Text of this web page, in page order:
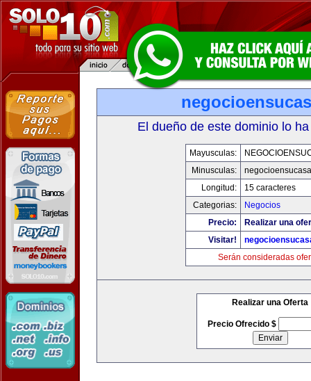
El dueño de este dominio lo
Mayusculas:
Minusculas:
Longitud:
15 caracteres
Categorias:
Negocios
Precio:
Realizar una
Visitar!
Serán consideradas
Realizar una Oferta
Precio Ofrecido $